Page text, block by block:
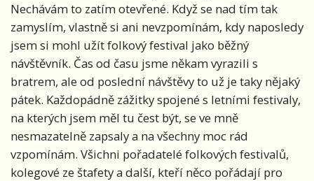
Nechávám to zatím otevřené. Když se nad tím tak
zamyslím, vlastně si ani nevzpomínám, kdy naposledy
jsem si mohl užít folkový festival jako běžný
návštěvník. Čas od času jsme někam vyrazili s
bratrem, ale od poslední návštěvy to už je taky nějaký
pátek. Každopádně zážitky spojené s letními festivaly,
na kterých jsem měl tu čest být, se ve mně
nesmazatelně zapsaly a na všechny moc rád
vzpomínám. Všichni pořadatelé folkových festivalů,
kolegové ze štafety a další, kteří něco pořádají pro